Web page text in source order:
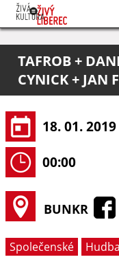
O projektu
Pořadatelé
TAFROB +
CYNICK + JAN
18. 01. 2019
00:00
BUNKR
Společenské Hudba